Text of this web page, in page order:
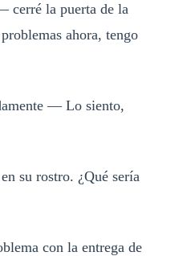
cerré la puerta de la
ahora, tengo
— Lo siento,
su rostro. ¿Qué sería
con la entrega de